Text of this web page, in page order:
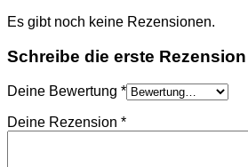
Es gibt noch keine Rezensionen.
Schreibe die erste Rezension
Deine Bewertung *
Deine Rezension *